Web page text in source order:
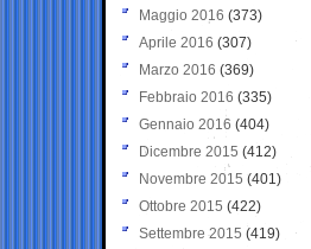
Maggio 2016 (373)
Aprile 2016 (307)
Marzo 2016 (369)
Febbraio 2016 (335)
Gennaio 2016 (404)
Dicembre 2015 (412)
Novembre 2015 (401)
Ottobre 2015 (422)
Settembre 2015 (419)